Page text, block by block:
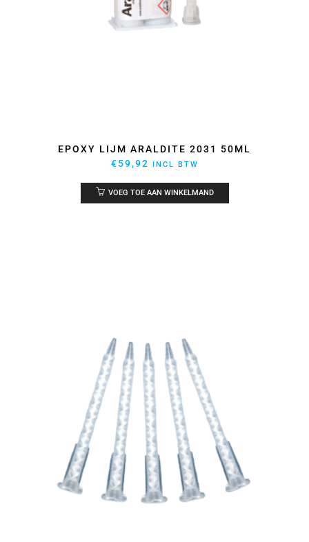
EPOXY LIJM ARALDITE 2031 50ML
€59,92 INCL BTW
VOEG TOE AAN WINKELMAND